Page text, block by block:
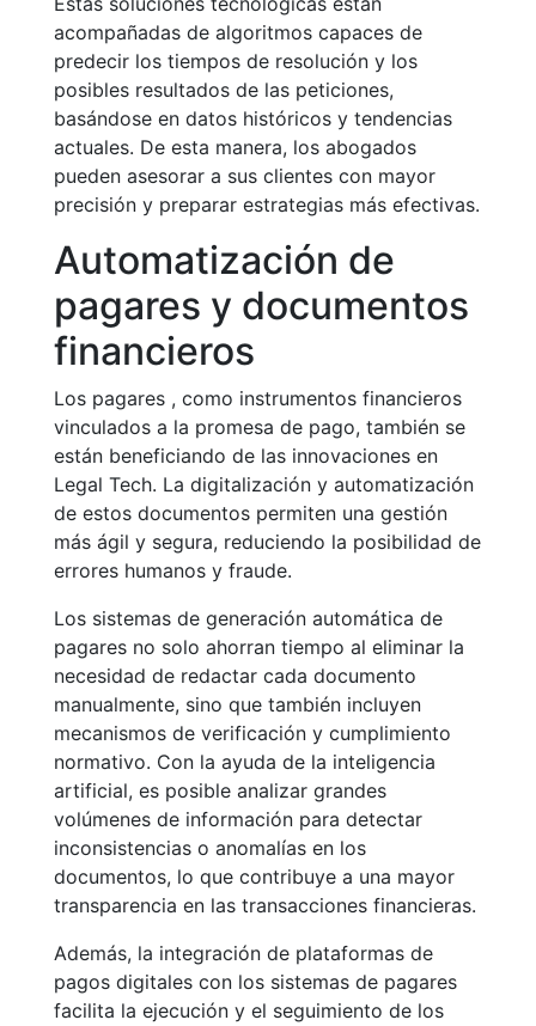
acompañadas de algoritmos capaces de
predecir los tiempos de resolución y los
posibles resultados de las peticiones,
basándose en datos históricos y tendencias
actuales. De esta manera, los abogados
pueden asesorar a sus clientes con mayor
precisión y preparar estrategias más efectivas.
Automatización de
pagares y documentos
financieros
Los pagares , como instrumentos financieros
vinculados a la promesa de pago, también se
están beneficiando de las innovaciones en
Legal Tech. La digitalización y automatización
de estos documentos permiten una gestión
más ágil y segura, reduciendo la posibilidad de
errores humanos y fraude.
Los sistemas de generación automática de
pagares no solo ahorran tiempo al eliminar la
necesidad de redactar cada documento
manualmente, sino que también incluyen
mecanismos de verificación y cumplimiento
normativo. Con la ayuda de la inteligencia
artificial, es posible analizar grandes
volúmenes de información para detectar
inconsistencias o anomalías en los
documentos, lo que contribuye a una mayor
transparencia en las transacciones financieras.
Además, la integración de plataformas de
pagos digitales con los sistemas de pagares
facilita la ejecución y el seguimiento de los